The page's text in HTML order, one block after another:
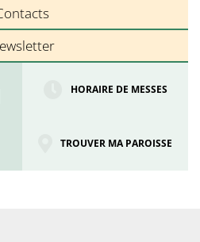
HORAIRE DE MESSES
TROUVER MA PAROISSE